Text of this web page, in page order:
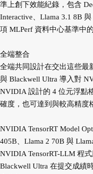
準上創下效能紀錄，包含
Interactive、Llama 3.1 8B
項 MLPerf 資料中心基準中的
全端整合
全端共同設計在交出這些最
與 Blackwell Ultra 導入對
NVIDIA 設計的 4 位元浮點
確度，也可達到與較高精度
NVIDIA TensorRT Model
405B、Llama 2 70B 與
NVIDIA TensorRT-LLM 程
Blackwell Ultra 在提交成績